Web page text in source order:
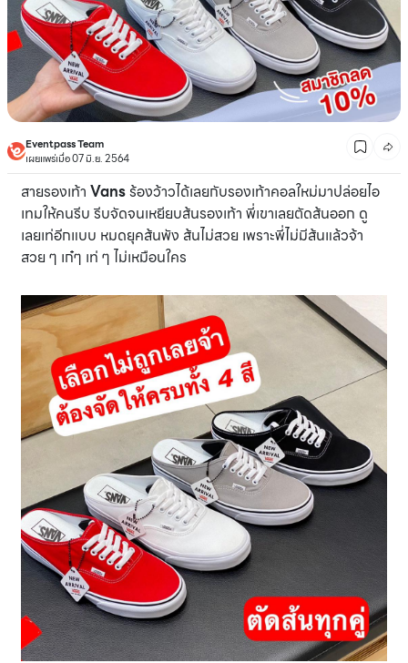
Eventpass Team
เผยแพร่เมื่อ 07 มิ.ย. 2564
สายรองเท้า Vansร้องว้าวได้เลยกับรองเท้าคอลใหม่มาปล่อยไอ
เทมให้คนรีบ รีบจัดจนเหยียบส้นรองเท้า พี่เขาเลยตัดส้นออก ดู
เลยเท่อีกแบบ หมดยุคส้นพัง ส้นไม่สวย เพราะพี่ไม่มีส้นแล้วจ้า
สวย ๆ เก๋ๆ เท่ ๆ ไม่เหมือนใคร